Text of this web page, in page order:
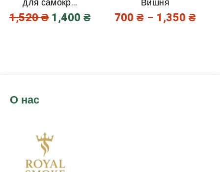
1,520₴ 1,400 ₴ 700₴ – 1,350 ₴
О нас